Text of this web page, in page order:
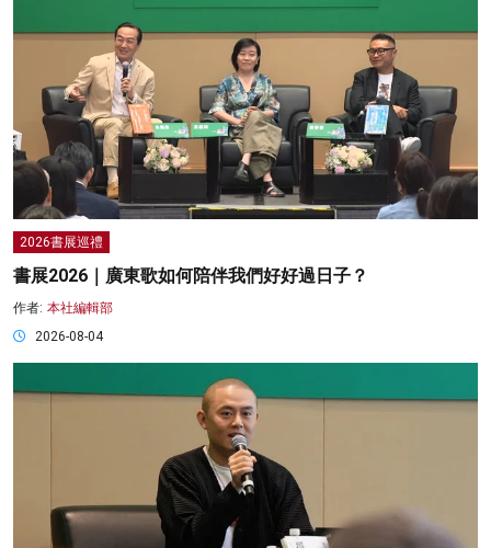
2026書展巡禮
書展2026｜廣東歌如何陪伴我們好好過日子？
作者: 本社編輯部
2026-08-04